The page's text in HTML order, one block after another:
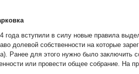
года вступили в силу новые правила
долевой собственности на которые
Ранее для этого нужно было заключить
или провести общее собрание. На